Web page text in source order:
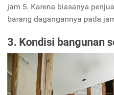
jam 5. Karena biasanya
barang dagangannya pada
3. Kondisi bangunan